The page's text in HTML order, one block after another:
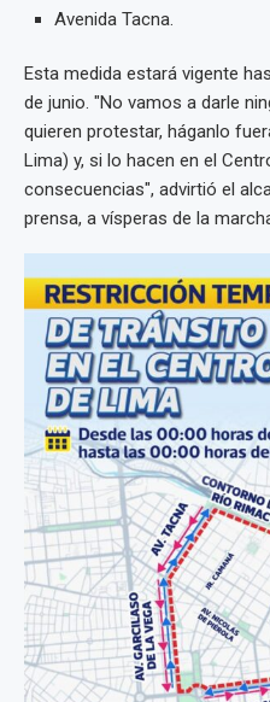
Avenida Tacna.
Esta medida estará vigente
de junio. "No vamos a darle
quieren protestar, háganlo
Lima) y, si lo hacen en el
consecuencias", advirtió el
prensa, a vísperas de la